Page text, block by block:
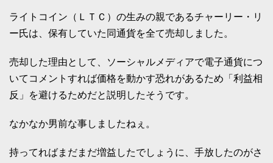
ライトコイン（ＬＴＣ）の生みの親であるチャーリー・リ
ー氏は、保有していた同通貨を全て売却しました。
売却した理由として、ソーシャルメディアで電子通貨につ
いてコメントすれば価格を動かす恐れがあるため「利益相
反」を避けるためだと説明したそうです。
なかなか男前な事しましたねぇ。
持ってればまだまだ増益したでしょうに、手放したのがさ